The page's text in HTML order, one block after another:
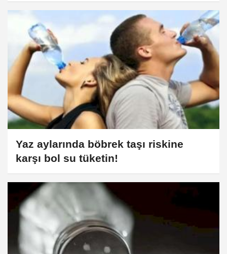
Yaz aylarında böbrek taşı riskine
karşı bol su tüketin!